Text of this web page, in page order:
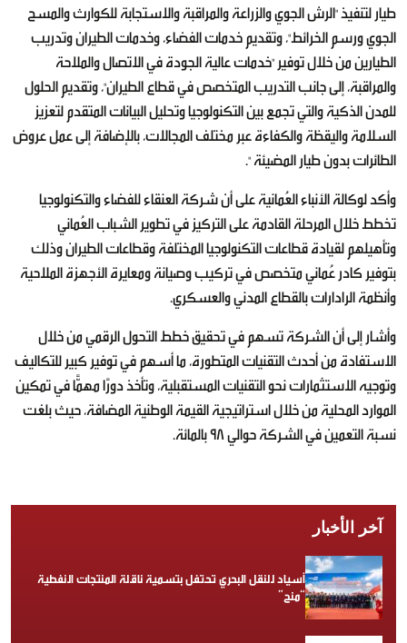
طيار لتنفيذ "الرش الجوي والزراعة والمراقبة والاستجابة للكوارث والمسح
الجوي ورسم الخرائط"، وتقديم خدمات الفضاء، وخدمات الطيران وتدريب
الطيارين من خلال توفير "خدمات عالية الجودة في الاتصال والملاحة
والمراقبة، إلى جانب التدريب المتخصص في قطاع الطيران"، وتقديم الحلول
للمدن الذكية والتي تجمع بين التكنولوجيا وتحليل البيانات المتقدم لتعزيز
السلامة واليقظة والكفاءة عبر مختلف المجالات، بالإضافة إلى عمل عروض
الطائرات بدون طيار المضيئة ".
وأكد لوكالة الأنباء العُمانية على أن شركة العنقاء للفضاء والتكنولوجيا
تخطط خلال المرحلة القادمة على التركيز في تطوير الشباب العُماني
وتأهيلهم لقيادة قطاعات التكنولوجيا المختلفة وقطاعات الطيران وذلك
بتوفير كادر عُماني متخصص في تركيب وصيانة ومعايرة الأجهزة الملاحية
وأنظمة الرادارات بالقطاع المدني والعسكري.
وأشار إلى أن الشركة تسهم في تحقيق خطط التحول الرقمي من خلال
الاستفادة من أحدث التقنيات المتطورة، ما أسهم في توفير كبير للتكاليف
وتوجيه الاستثمارات نحو التقنيات المستقبلية، وتأخذ دورًا مهمًّا في تمكين
الموارد المحلية من خلال استراتيجية القيمة الوطنية المضافة، حيث بلغت
نسبة التعمين في الشركة حوالي 98 بالمائة.
آخر الأخبار
أسياد للنقل البحري تحتفل بتسمية ناقلة المنتجات النفطية
“منح”